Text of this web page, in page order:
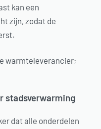
kan een
zijn, zodat de
warmteleverancier;
stadsverwarming
dat alle onderdelen